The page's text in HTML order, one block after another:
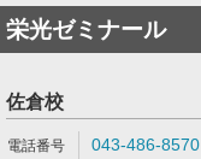
栄光ゼミナール
佐倉校
043-486-8570